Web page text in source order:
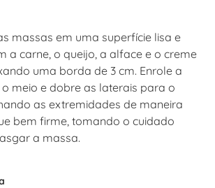
massas em uma superfície lisa e
a carne, o queijo, a alface e o creme
uma borda de 3 cm. Enrole a
meio e dobre as laterais para o
as extremidades de maneira
bem firme, tomando o cuidado
a massa.